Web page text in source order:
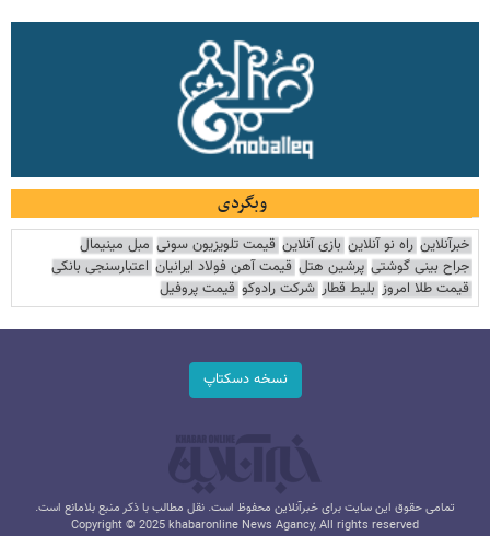
وبگردی
خبرآنلاین راه نو آنلاین بازی آنلاین قیمت تلویزیون سونی مبل مینیمال
جراح بینی گوشتی پرشین هتل قیمت آهن فولاد ایرانیان اعتبارسنجی بانکی
قیمت طلا امروز بلیط قطار شرکت رادوکو قیمت پروفیل
نسخه دسکتاپ
تمامی حقوق این سایت برای خبرآنلاین محفوظ است. نقل مطالب با ذکر منبع بلامانع است.
Copyright © 2025 khabaronline News Agancy, All rights reserved